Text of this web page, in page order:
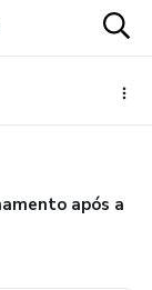
após a